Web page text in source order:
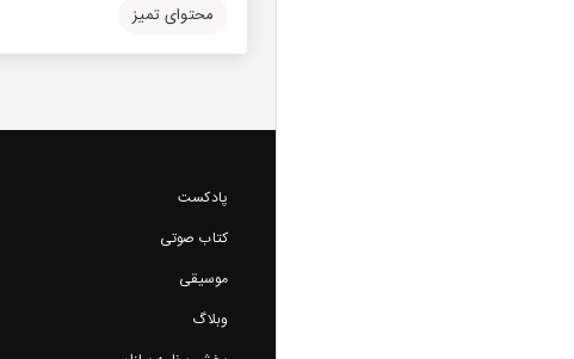
محتوای تمیز
پادکست
کتاب صوتی
موسیقی
وبلاگ